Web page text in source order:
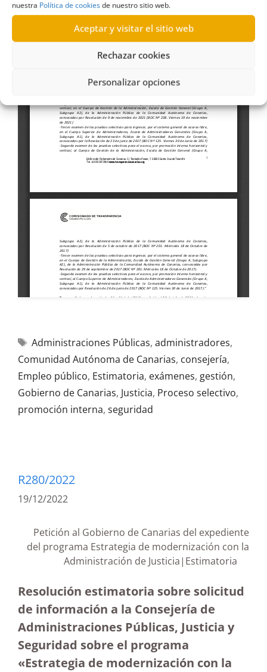
nuestra Política de cookiesde nuestro sitio web.
Aceptar y visitar el sitio web
Rechazar cookies
Personalizar opciones
Administraciones Públicas, administradores,
Comunidad Autónoma de Canarias, consejería,
Empleo público, Estimatoria, exámenes, gestión,
Gobierno de Canarias, Justicia, Proceso selectivo,
promoción interna, seguridad
R280/2022
19/12/2022
Petición al Gobierno de Canarias del expediente
del programa Estrategia de modernización con la
Administración de Justicia|Estimatoria
Resolución estimatoria sobre solicitud
de información a la Consejería de
Administraciones Públicas, Justicia y
Seguridad sobre el programa
«Estrategia de modernización con la